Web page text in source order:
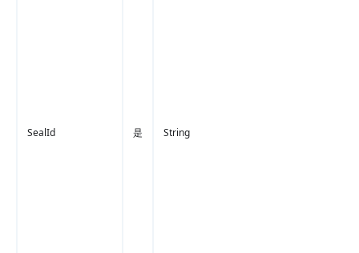
SealId 是 String